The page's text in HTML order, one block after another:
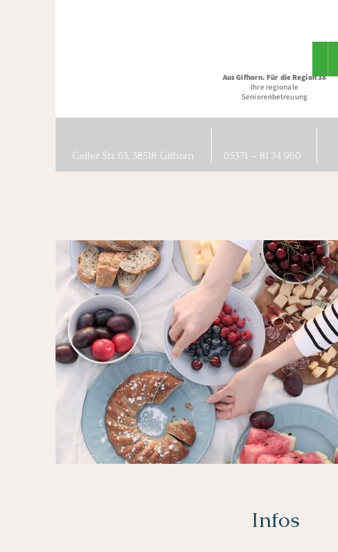
Aus Gifhorn. Für die Region 38
Ihre regionale
Seniorenbetreuung
Celler Str. 63, 38518 Gifhorn 05371 – 81 34 960
Infos